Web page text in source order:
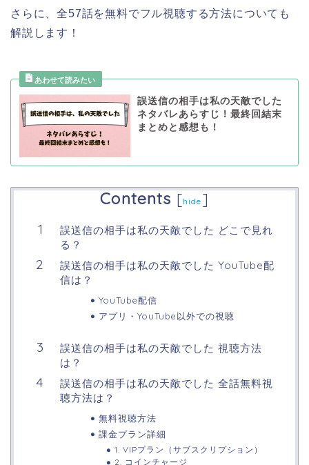
さらに、全57話を無料でフル視聴する方法についても
解説します！
誤送信の相手は私の天敵でした
ネタバレあらすじ！最終回結末
まとめと感想も！
Contents [hide ]
誤送信の相手は私の天敵でした どこで見れ
る？
誤送信の相手は私の天敵でした YouTube配
信は？
YouTube配信
アプリ・YouTube以外での視聴
誤送信の相手は私の天敵でした 視聴方法
は？
誤送信の相手は私の天敵でした 全話無料視
聴方法は？
無料視聴方法
課金プラン詳細
1. VIPプラン（サブスクリプション）
2. コインチャージ